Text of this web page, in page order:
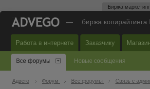
Биржа
— биржа
Работа в интернете Заказчику
Все форумы Новые сообщения
Адвего Форум Все форумы Связь с